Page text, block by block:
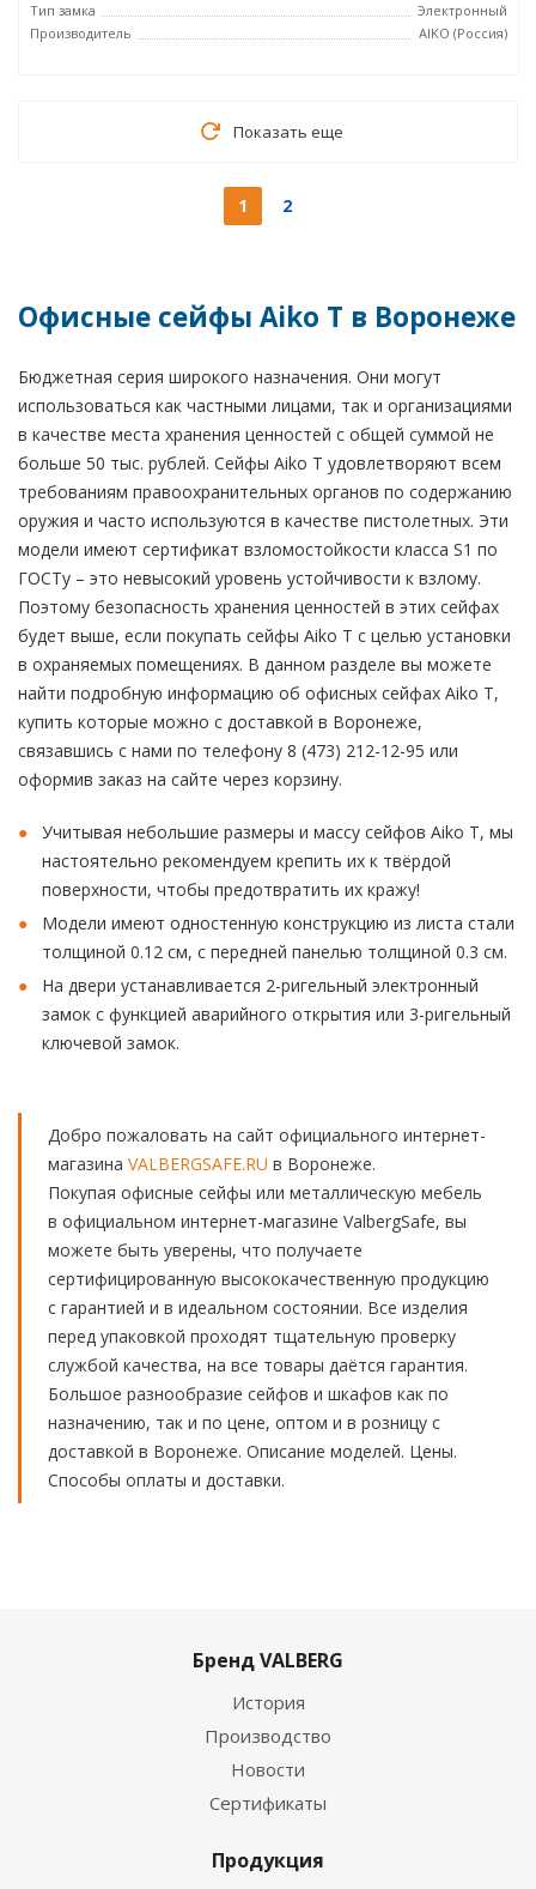
Тип замка
Электронный
Производитель
AIKO (Россия)
Показать еще
1 2
Офисные сейфы Aiko T в Воронеже
Бюджетная серия широкого назначения. Они могут
использоваться как частными лицами, так и организациями
в качестве места хранения ценностей с общей суммой не
больше 50 тыс. рублей. Сейфы Aiko T удовлетворяют всем
требованиям правоохранительных органов по содержанию
оружия и часто используются в качестве пистолетных. Эти
модели имеют сертификат взломостойкости класса S1 по
ГОСТу – это невысокий уровень устойчивости к взлому.
Поэтому безопасность хранения ценностей в этих сейфах
будет выше, если покупать сейфы Aiko T с целью установки
в охраняемых помещениях. В данном разделе вы можете
найти подробную информацию об офисных сейфах Aiko T,
купить которые можно с доставкой в Воронеже,
связавшись с нами по телефону 8 (473) 212-12-95 или
оформив заказ на сайте через корзину.
Учитывая небольшие размеры и массу сейфов Aiko T, мы
настоятельно рекомендуем крепить их к твёрдой
поверхности, чтобы предотвратить их кражу!
Модели имеют одностенную конструкцию из листа стали
толщиной 0.12 см, с передней панелью толщиной 0.3 см.
На двери устанавливается 2-ригельный электронный
замок с функцией аварийного открытия или 3-ригельный
ключевой замок.
Добро пожаловать на сайт официального интернет-
магазина VALBERGSAFE.RU в Воронеже.
Покупая офисные сейфы или металлическую мебель
в официальном интернет-магазине ValbergSafe, вы
можете быть уверены, что получаете
сертифицированную высококачественную продукцию
с гарантией и в идеальном состоянии. Все изделия
перед упаковкой проходят тщательную проверку
службой качества, на все товары даётся гарантия.
Большое разнообразие сейфов и шкафов как по
назначению, так и по цене, оптом и в розницу с
доставкой в Воронеже. Описание моделей. Цены.
Способы оплаты и доставки.
Бренд VALBERG
История
Производство
Новости
Сертификаты
Продукция